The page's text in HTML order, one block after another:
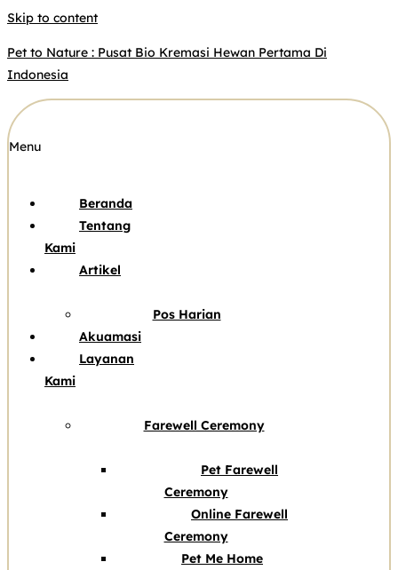
Skip to content
Pet to Nature : Pusat Bio Kremasi Hewan Pertama Di
Indonesia
Menu
Beranda
Tentang
Kami
Artikel
Pos Harian
Akuamasi
Layanan
Kami
Farewell Ceremony
Pet Farewell
Ceremony
Online Farewell
Ceremony
Pet Me Home